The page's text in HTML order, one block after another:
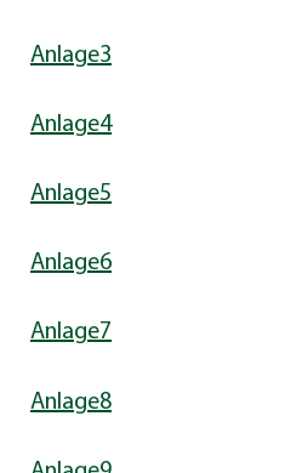
Anlage3
Anlage4
Anlage5
Anlage6
Anlage7
Anlage8